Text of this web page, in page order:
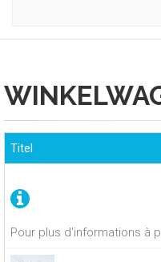
Pour plus d'informations à
Titel